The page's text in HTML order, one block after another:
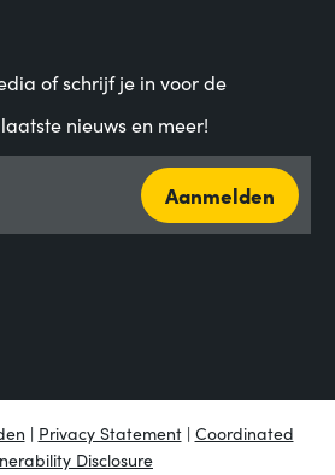
of schrijf je in voor de
nieuws en meer!
Aanmelden
| Privacy Statement| Coordinated
Disclosure